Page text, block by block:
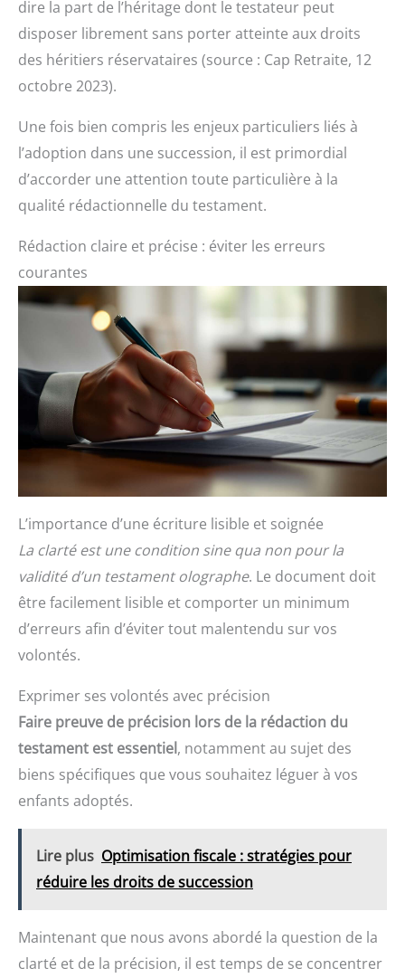
dire la part de l’héritage dont le testateur peut
disposer librement sans porter atteinte aux droits
des héritiers réservataires (source : Cap Retraite, 12
octobre 2023).
Une fois bien compris les enjeux particuliers liés à
l’adoption dans une succession, il est primordial
d’accorder une attention toute particulière à la
qualité rédactionnelle du testament.
Rédaction claire et précise : éviter les erreurs
courantes
L’importance d’une écriture lisible et soignée
La clarté est une condition sine qua non pour la
validité d’un testament olographe. Le document doit
être facilement lisible et comporter un minimum
d’erreurs afin d’éviter tout malentendu sur vos
volontés.
Exprimer ses volontés avec précision
Faire preuve de précision lors de la rédaction du
testament est essentiel, notamment au sujet des
biens spécifiques que vous souhaitez léguer à vos
enfants adoptés.
Lire plus Optimisation fiscale : stratégies pour
réduire les droits de succession
Maintenant que nous avons abordé la question de la
clarté et de la précision, il est temps de se concentrer